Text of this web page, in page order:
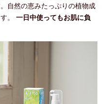
自然の恵みたっぷりの植物成
す。一日中使ってもお肌に負